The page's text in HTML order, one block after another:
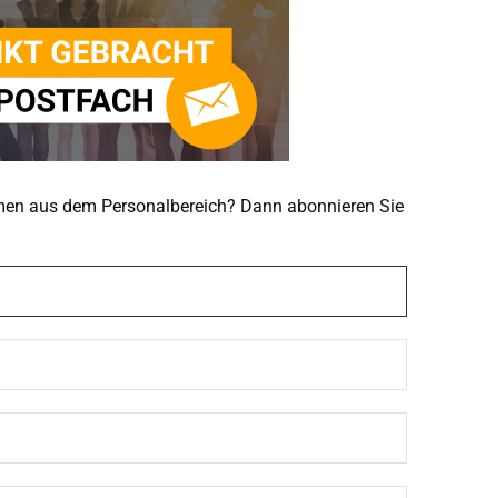
aus dem Personalbereich? Dann abonnieren Sie